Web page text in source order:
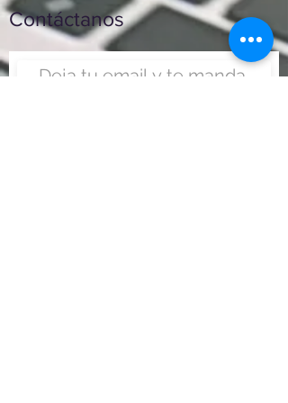
Contáctanos